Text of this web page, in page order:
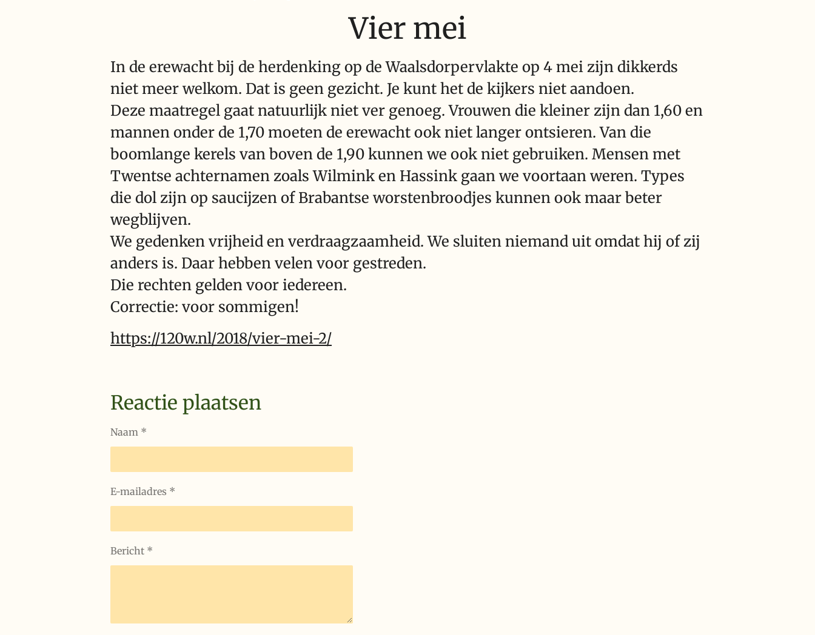
Vier mei
In de erewacht bij de herdenking op de Waalsdorpervlakte op 4 mei zijn dikkerds
niet meer welkom. Dat is geen gezicht. Je kunt het de kijkers niet aandoen.
Deze maatregel gaat natuurlijk niet ver genoeg. Vrouwen die kleiner zijn dan 1,60 en
mannen onder de 1,70 moeten de erewacht ook niet langer ontsieren. Van die
boomlange kerels van boven de 1,90 kunnen we ook niet gebruiken. Mensen met
Twentse achternamen zoals Wilmink en Hassink gaan we voortaan weren. Types
die dol zijn op saucijzen of Brabantse worstenbroodjes kunnen ook maar beter
wegblijven.
We gedenken vrijheid en verdraagzaamheid. We sluiten niemand uit omdat hij of zij
anders is. Daar hebben velen voor gestreden.
Die rechten gelden voor iedereen.
Correctie: voor sommigen!
https://120w.nl/2018/vier-mei-2/
Reactie plaatsen
Naam *
E-mailadres *
Bericht *